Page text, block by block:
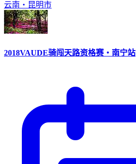
云南・昆明市
2018VAUDE骑闯天路资格赛・南宁站